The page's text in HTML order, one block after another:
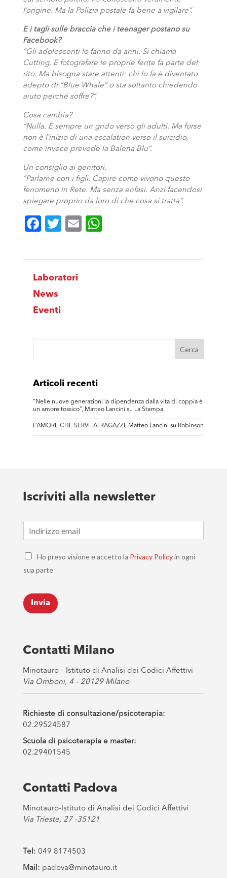
l’origine. Ma la Polizia postale fa bene a vigilare”.
E i tagli sulle braccia che i teenager postano su
Facebook?
“Gli adolescenti lo fanno da anni. Si chiama
Cutting. E fotografare le proprie ferite fa parte del
rito. Ma bisogna stare attenti: chi lo fa è diventato
adepto di “Blue Whale” o sta soltanto chiedendo
aiuto perché soffre?”.
Cosa cambia?
“Nulla. È sempre un grido verso gli adulti. Ma forse
non è l’inizio di una escalation verso il suicidio,
come invece prevede la Balena Blu”.
Un consiglio ai genitori.
“Parlarne con i figli. Capire come vivono questo
fenomeno in Rete. Ma senza enfasi. Anzi facendosi
spiegare proprio da loro di che cosa si tratta”.
Facebook
Twitter
Email
Laboratori
News
Eventi
Articoli recenti
“Nelle nuove generazioni la dipendenza dalla vita di coppia è
un amore tossico”, Matteo Lancini su La Stampa
L’AMORE CHE SERVE AI RAGAZZI, Matteo Lancini su Robinson
Iscriviti alla newsletter
m
C
e
k
b
s
*
Ho preso visione e accetto la Privacy Policyin ogni
sua parte
Invia
Contatti Milano
Minotauro – Istituto di Analisi dei Codici Affettivi
Via Omboni, 4 – 20129 Milano
Richieste di consultazione/psicoterapia:
02.29524587
Scuola di psicoterapia e master:
02.29401545
Contatti Padova
Minotauro-Istituto di Analisi dei Codici Affettivi
Via Trieste, 27 -35121
Tel: 049 8174503
Mail: padova@minotauro.it